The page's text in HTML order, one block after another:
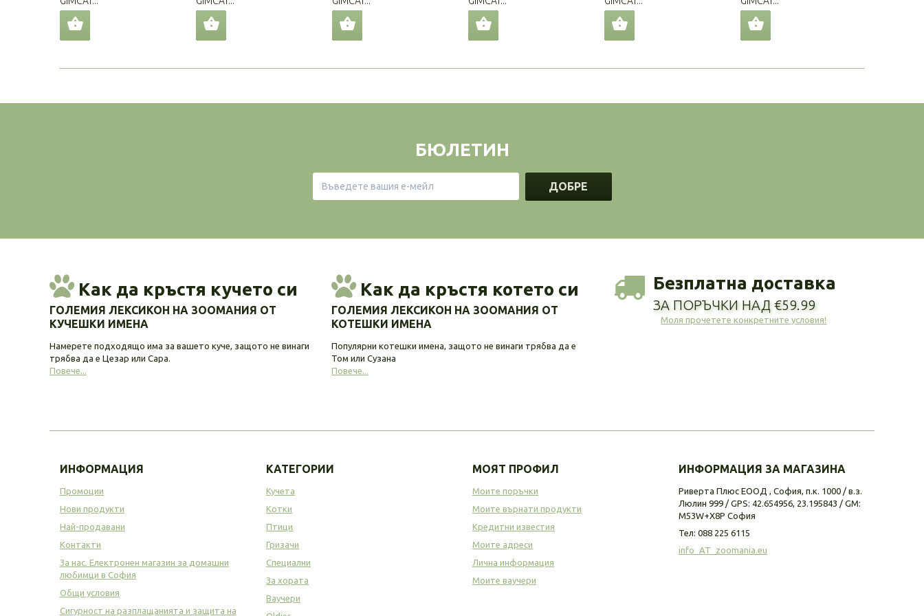
БЮЛЕТИН
ДОБРЕ
Как да кръстя кучето си
ГОЛЕМИЯ ЛЕКСИКОН НА ЗООМАНИЯ ОТ
КУЧЕШКИ ИМЕНА
Намерете подходящо има за вашето куче, защото не винаги
трябва да е Цезар или Сара.
Повече...
Как да кръстя котето си
ГОЛЕМИЯ ЛЕКСИКОН НА ЗООМАНИЯ ОТ
КОТЕШКИ ИМЕНА
Популярни котешки имена, защото не винаги трябва да е
Том или Сузана
Повече...
Безплатна доставка
ЗА ПОРЪЧКИ НАД €59.99
Моля прочетете конкретните условия!
ИНФОРМАЦИЯ
Промоции
Нови продукти
Най-продавани
Контакти
За нас. Електронен магазин за домашни
любимци в София
Общи условия
Сигурност на разплащанията и защита на
КАТЕГОРИИ
Кучета
Котки
Птици
Гризачи
Специални
За хората
Ваучери
МОЯТ ПРОФИЛ
Моите поръчки
Моите върнати продукти
Кредитни известия
Моите адреси
Лична информация
Моите ваучери
ИНФОРМАЦИЯ ЗА МАГАЗИНА
Риверта Плюс ЕООД , София, п.к. 1000 / в.з.
Люлин 999 / GPS: 42.654956, 23.195843 / GM:
M53W+X8P София
Тел: 088 225 6115
info_AT_zoomania.eu